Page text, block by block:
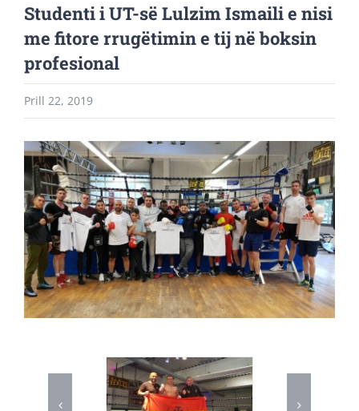
Studenti i UT-së Lulzim Ismaili e nisi
me fitore rrugëtimin e tij në boksin
profesional
Prill 22, 2019
View
Larger
Image